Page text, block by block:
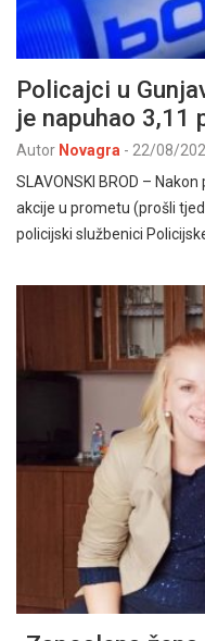
Policajci u
je napuhao 3,11
Autor Novagra - 22/08/
SLAVONSKI BROD –
akcije u prometu (prošli
policijski službenici